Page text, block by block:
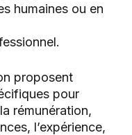
humaines ou en
proposent
pour
rémunération,
l’expérience,